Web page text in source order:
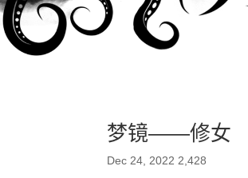
梦镜——修女
Dec 24, 2022 2,428